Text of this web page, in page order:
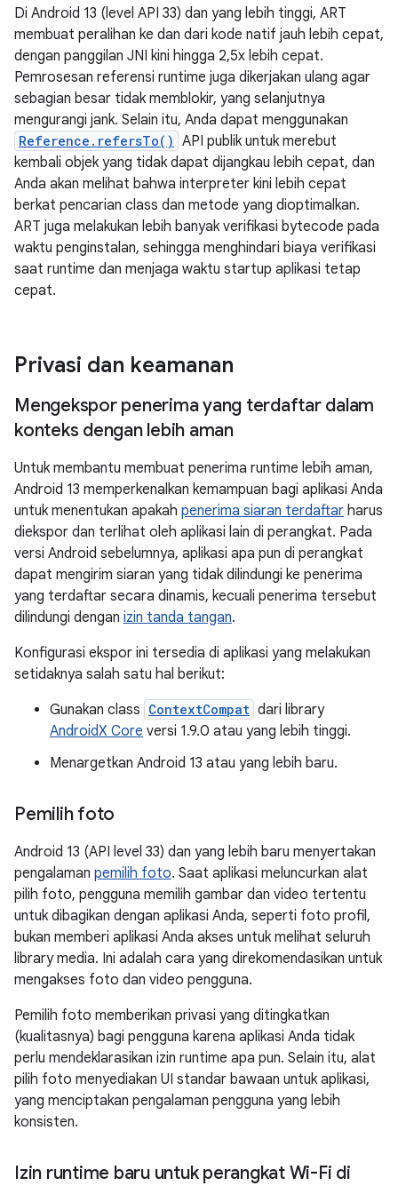
Di Android 13 (level API 33) dan yang lebih tinggi, ART
membuat peralihan ke dan dari kode natif jauh lebih cepat,
dengan panggilan JNI kini hingga 2,5x lebih cepat.
Pemrosesan referensi runtime juga dikerjakan ulang agar
sebagian besar tidak memblokir, yang selanjutnya
mengurangi jank. Selain itu, Anda dapat menggunakan
Reference.refersTo() API publik untuk merebut
kembali objek yang tidak dapat dijangkau lebih cepat, dan
Anda akan melihat bahwa interpreter kini lebih cepat
berkat pencarian class dan metode yang dioptimalkan.
ART juga melakukan lebih banyak verifikasi bytecode pada
waktu penginstalan, sehingga menghindari biaya verifikasi
saat runtime dan menjaga waktu startup aplikasi tetap
cepat.
Privasi dan keamanan
Mengekspor penerima yang terdaftar dalam
konteks dengan lebih aman
Untuk membantu membuat penerima runtime lebih aman,
Android 13 memperkenalkan kemampuan bagi aplikasi Anda
untuk menentukan apakah penerima siaran terdaftar harus
diekspor dan terlihat oleh aplikasi lain di perangkat. Pada
versi Android sebelumnya, aplikasi apa pun di perangkat
dapat mengirim siaran yang tidak dilindungi ke penerima
yang terdaftar secara dinamis, kecuali penerima tersebut
dilindungi dengan izin tanda tangan.
Konfigurasi ekspor ini tersedia di aplikasi yang melakukan
setidaknya salah satu hal berikut:
Gunakan class ContextCompat dari library
AndroidX Core versi 1.9.0 atau yang lebih tinggi.
Menargetkan Android 13 atau yang lebih baru.
Pemilih foto
Android 13 (API level 33) dan yang lebih baru menyertakan
pengalaman pemilih foto. Saat aplikasi meluncurkan alat
pilih foto, pengguna memilih gambar dan video tertentu
untuk dibagikan dengan aplikasi Anda, seperti foto profil,
bukan memberi aplikasi Anda akses untuk melihat seluruh
library media. Ini adalah cara yang direkomendasikan untuk
mengakses foto dan video pengguna.
Pemilih foto memberikan privasi yang ditingkatkan
(kualitasnya) bagi pengguna karena aplikasi Anda tidak
perlu mendeklarasikan izin runtime apa pun. Selain itu, alat
pilih foto menyediakan UI standar bawaan untuk aplikasi,
yang menciptakan pengalaman pengguna yang lebih
konsisten.
Izin runtime baru untuk perangkat Wi-Fi di